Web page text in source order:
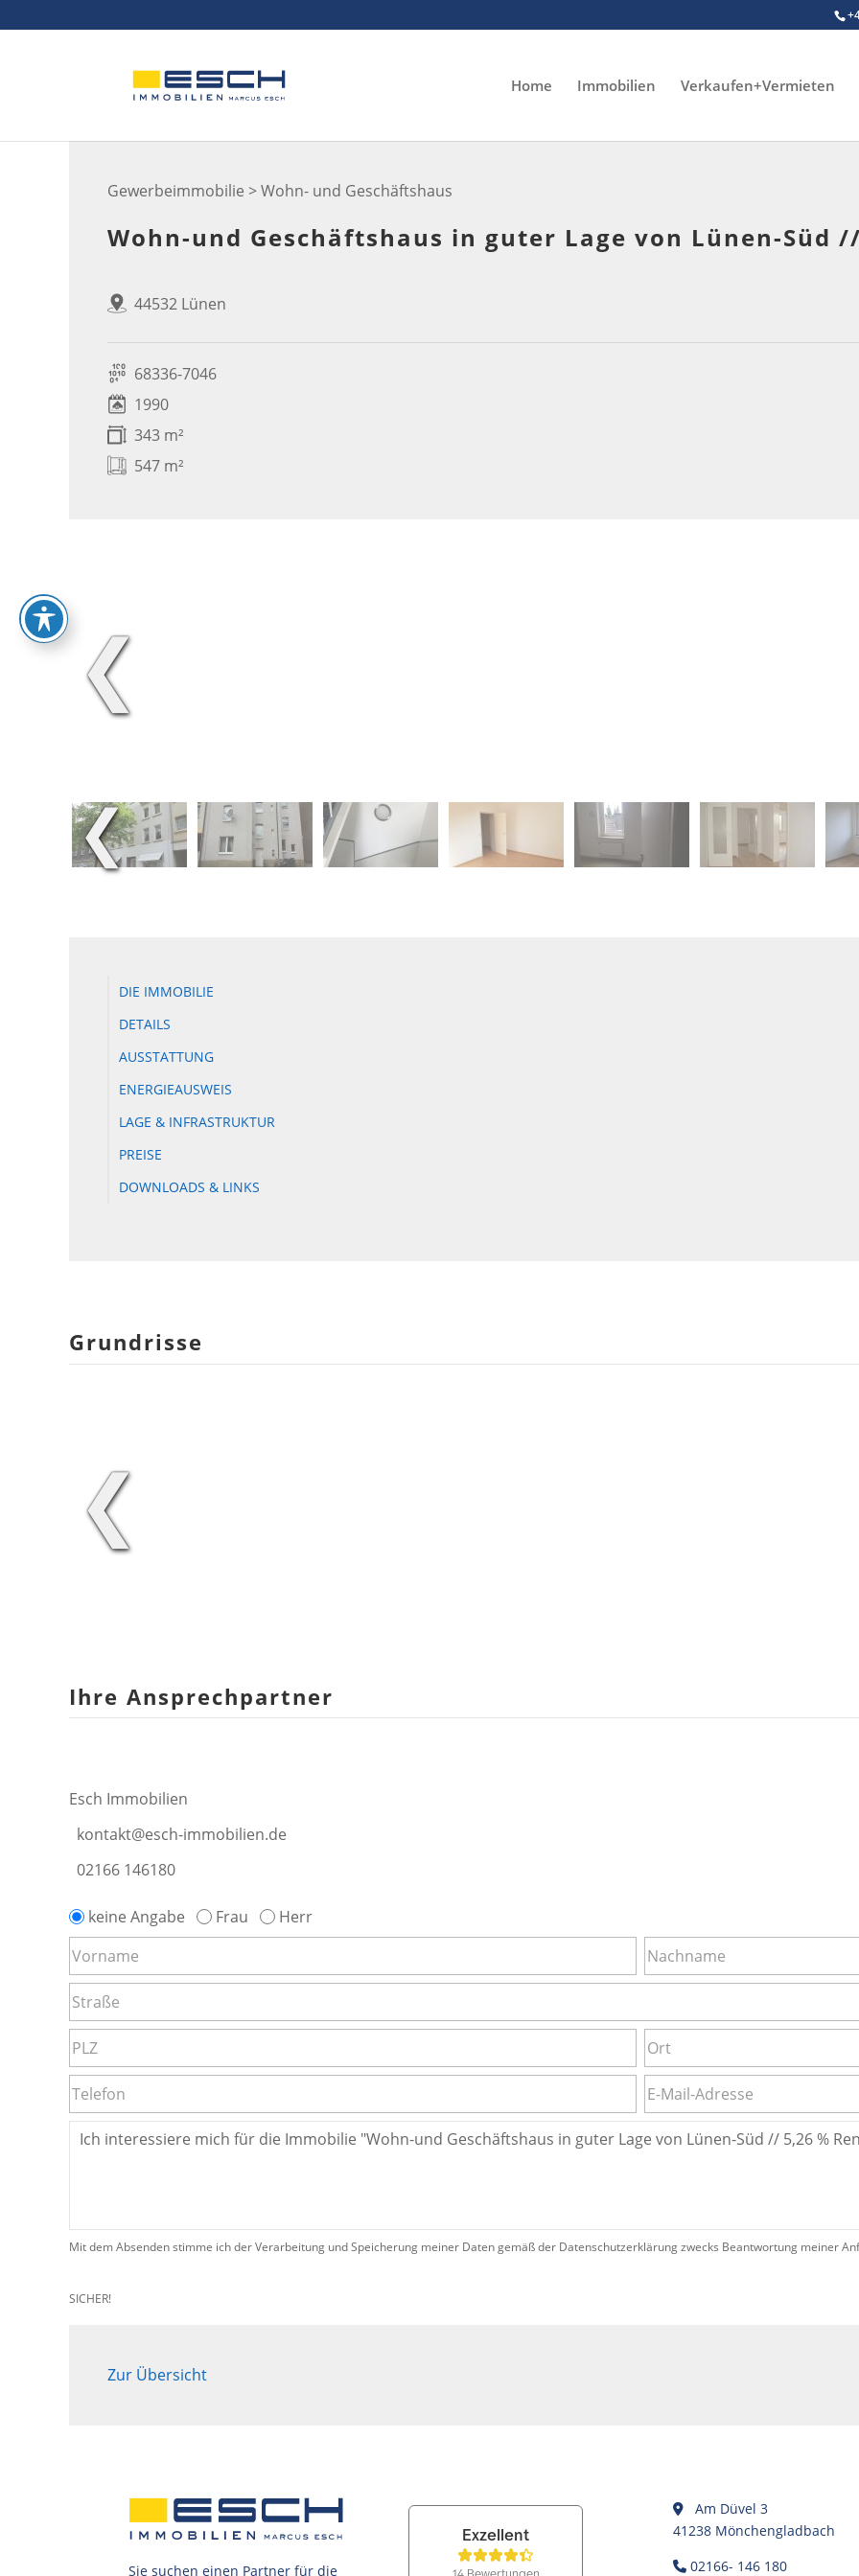
to
Home Immobilien Verkaufen+Vermieten
Gewerbeimmobilie > Wohn- und Geschäftshaus
Wohn-und Geschäftshaus in guter Lage von Lünen-Süd
44532 Lünen
68336-7046
1990
343 m²
547 m²
❮
❮
DIE IMMOBILIE
DETAILS
AUSSTATTUNG
ENERGIEAUSWEIS
LAGE & INFRASTRUKTUR
PREISE
DOWNLOADS & LINKS
Grundrisse
❮
Ihre Ansprechpartner
Esch Immobilien
kontakt@esch-immobilien.de
02166 146180
keine Angabe Frau Herr
Mit dem Absenden stimme ich der Verarbeitung und Speicherung meiner Daten gemäß der Datenschutzerklärung zwecks Beantwortung meiner
SICHER!
Zur Übersicht
Sie suchen einen Partner für die
Am Düvel 3
41238 Mönchengladbach
02166- 146 180